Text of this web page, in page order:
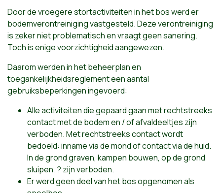
Door de vroegere stortactiviteiten in het bos werd er
bodemverontreiniging vastgesteld. Deze verontreiniging
is zeker niet problematisch en vraagt geen sanering.
Toch is enige voorzichtigheid aangewezen.
Daarom werden in het beheerplan en
toegankelijkheidsreglement een aantal
gebruiksbeperkingen ingevoerd:
Alle activiteiten die gepaard gaan met rechtstreeks
contact met de bodem en / of afvaldeeltjes zijn
verboden. Met rechtstreeks contact wordt
bedoeld: inname via de mond of contact via de huid.
In de grond graven, kampen bouwen, op de grond
sluipen, ? zijn verboden.
Er werd geen deel van het bos opgenomen als